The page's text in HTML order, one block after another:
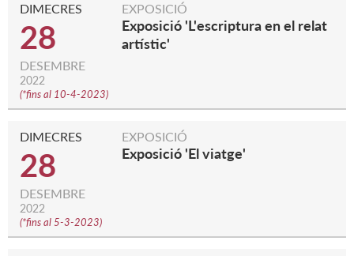
DIMECRES
28
DESEMBRE
2022
(*fins al 10-4-2023)
EXPOSICIÓ
Exposició 'L'escriptura en el relat
artístic'
DIMECRES
28
DESEMBRE
2022
(*fins al 5-3-2023)
EXPOSICIÓ
Exposició 'El viatge'